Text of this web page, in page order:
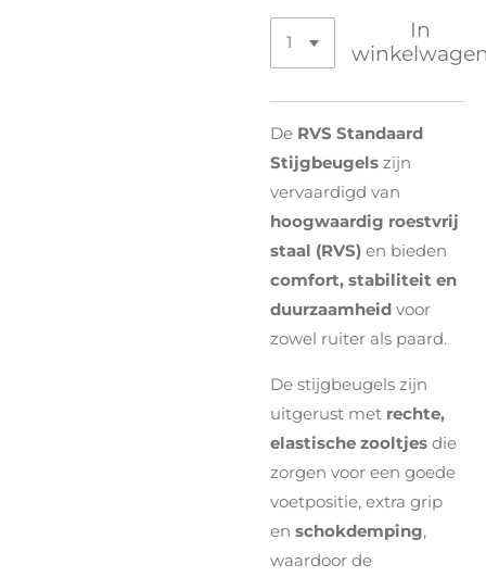
In
De RVS Standaard
Stijgbeugels zijn
vervaardigd van
hoogwaardig roestvrij
staal (RVS) en bieden
comfort, stabiliteit en
duurzaamheid voor
zowel ruiter als paard.
De stijgbeugels zijn
uitgerust met rechte,
elastische zooltjes die
zorgen voor een goede
voetpositie, extra grip
en schokdemping,
waardoor de